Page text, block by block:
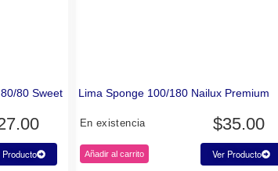
80 Sweet
Producto
Lima Sponge 100/180 Nailux Premium
En existencia $35.00
Añadir al carrito
Ver Producto